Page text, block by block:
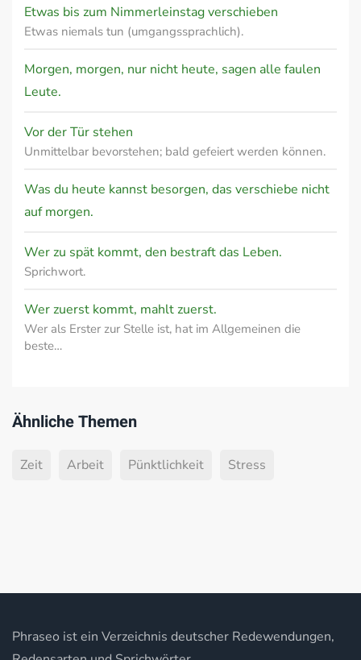
Etwas bis zum Nimmerleinstag verschieben
Etwas niemals tun (umgangssprachlich).
Morgen, morgen, nur nicht heute, sagen alle faulen
Leute.
Vor der Tür stehen
Unmittelbar bevorstehen; bald gefeiert werden können.
Was du heute kannst besorgen, das verschiebe nicht
auf morgen.
Wer zu spät kommt, den bestraft das Leben.
Sprichwort.
Wer zuerst kommt, mahlt zuerst.
Wer als Erster zur Stelle ist, hat im Allgemeinen die
beste…
Ähnliche Themen
Zeit Arbeit Pünktlichkeit Stress
Phraseo ist ein Verzeichnis deutscher Redewendungen,